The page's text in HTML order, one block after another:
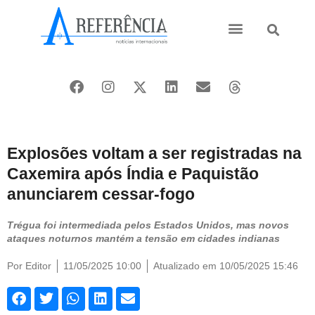
Explosões voltam a ser registradas na
Caxemira após Índia e Paquistão
anunciarem cessar-fogo
Trégua foi intermediada pelos Estados Unidos, mas novos
ataques noturnos mantém a tensão em cidades indianas
Por Editor 11/05/2025 10:00 Atualizado em 10/05/2025 15:46